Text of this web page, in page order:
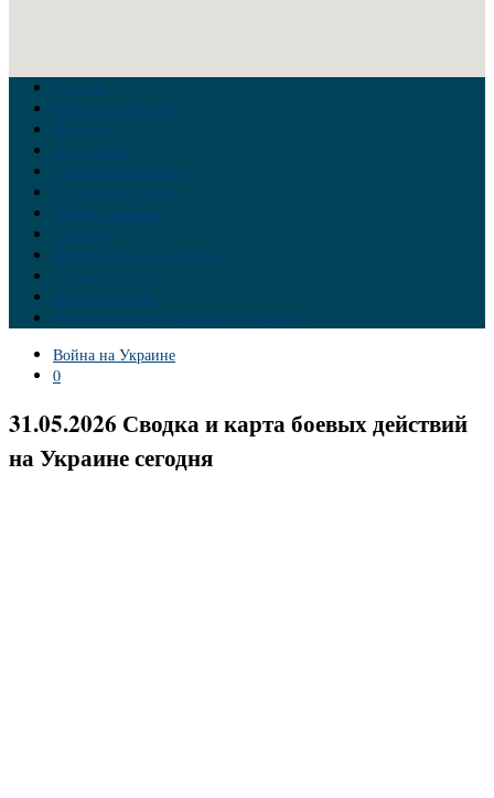
Главная
Война на Украине
Новости
Аналитика
Тайны Геополитики
Российские элиты
Теория заговора
Украина
Новый Мировой Порядок
Тайны истории
Обратная связь
Правила комментирования материалов
Война на Украине
0
31.05.2026 Сводка и карта боевых действий
на Украине сегодня